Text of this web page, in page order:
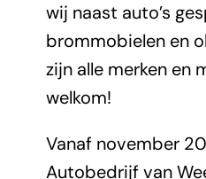
wij naast auto’s
brommobielen en
zijn alle merken en
welkom!
Vanaf november
Autobedrijf van